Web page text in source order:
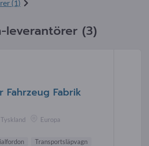
(1)
leverantörer (3)
Fahrzeug Fabrik
Tyskland Europa
Transportsläpvagn